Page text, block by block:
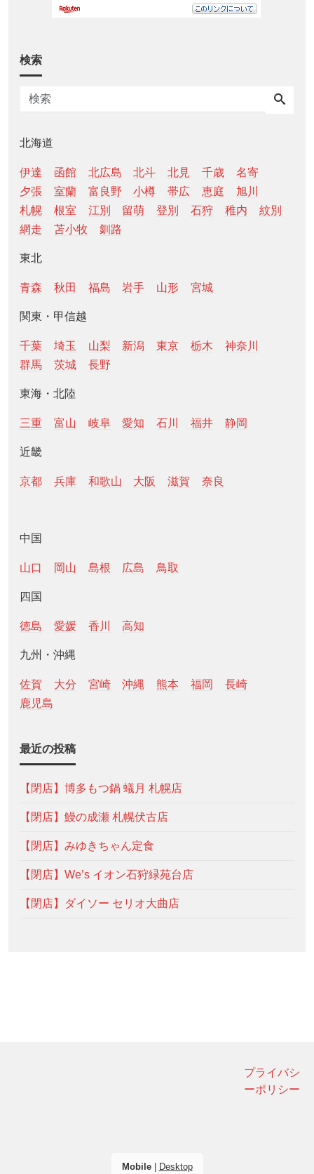
検索
北海道
伊達 函館 北広島 北斗 北見 千歳
名寄
夕張
室蘭 富良野 小樽 帯広 恵庭
旭川
札幌
根室 江別 留萌 登別 石狩 稚内
紋別
網走
苫小牧 釧路
東北
青森 秋田 福島 岩手 山形 宮城
関東・甲信越
千葉 埼玉 山梨 新潟 東京 栃木
神奈川
群馬
茨城 長野
東海・北陸
三重 富山 岐阜 愛知 石川 福井 静岡
近畿
京都 兵庫 和歌山 大阪 滋賀 奈良
中国
山口 岡山 島根 広島 鳥取
四国
徳島 愛媛 香川 高知
九州・沖縄
佐賀 大分 宮崎 沖縄 熊本 福岡
長崎
鹿児島
最近の投稿
【閉店】博多もつ鍋 蟻月 札幌店
【閉店】鰻の成瀬 札幌伏古店
【閉店】みゆきちゃん定食
【閉店】We’s イオン石狩緑苑台店
【閉店】ダイソー セリオ大曲店
プライバシ
ーポリシー
Mobile| Desktop